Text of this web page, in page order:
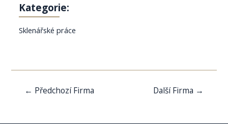
Kategorie:
Sklenářské práce
Navigace
← Předchozí Firma Další Firma →